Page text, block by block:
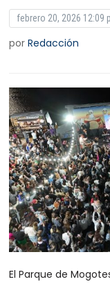
febrero 20, 2026 12:09
porRedacción
El Parque de